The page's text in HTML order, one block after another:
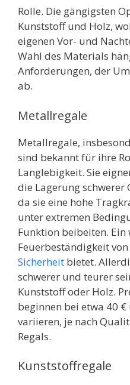
Rolle. Die gängigsten
Kunststoff und Holz,
eigenen Vor- und
Wahl des Materials
Anforderungen, der
ab.
Metallregale
Metallregale,
sind bekannt für ihre
Langlebigkeit. Sie
die Lagerung schwerer
da sie eine hohe
unter extremen
Funktion beibeiten.
Feuerbeständigkeit
Sicherheit bietet.
schwerer und teurer
Kunststoff oder Holz.
beginnen bei etwa 40
variieren, je nach
Regals.
Kunststoffregale